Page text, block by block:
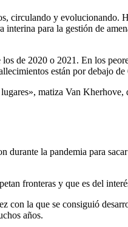
y evolucionando.
para la gestión de
de 2020 o 2021. En los
están por debajo de
matiza Van
la pandemia para
fronteras y que es del
la que se consiguió
años.